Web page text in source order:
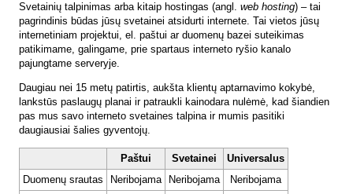
Svetainių talpinimas arba kitaip hostingas (angl. web hosting) – tai
pagrindinis būdas jūsų svetainei atsidurti internete. Tai vietos jūsų
internetiniam projektui, el. paštui ar duomenų bazei suteikimas
patikimame, galingame, prie spartaus interneto ryšio kanalo
pajungtame serveryje.
Daugiau nei 15 metų patirtis, aukšta klientų aptarnavimo kokybė,
lankstūs paslaugų planai ir patraukli kainodara nulėmė, kad šiandien
pas mus savo interneto svetaines talpina ir mumis pasitiki
daugiausiai šalies gyventojų.
Paštui Svetainei
Universalus
Duomenų srautas
Neribojama Neribojama
Neribojama